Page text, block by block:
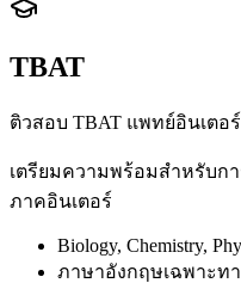
TBAT
ติวสอบ TBAT แพทย์อินเตอร์
เตรียมความพร้อมสำหรับก
ภาคอินเตอร์
Biology, Chemistry,
ภาษาอังกฤษเฉพาะท